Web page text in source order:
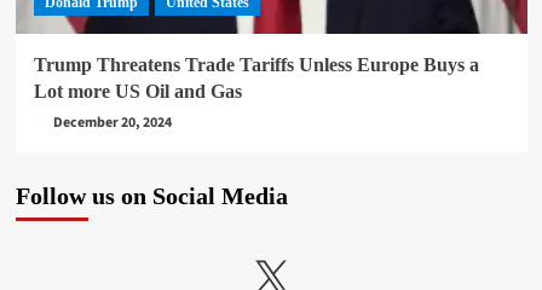
Trump Threatens Trade Tariffs Unless Europe Buys a
Lot more US Oil and Gas
December 20, 2024
Follow us on Social Media
X